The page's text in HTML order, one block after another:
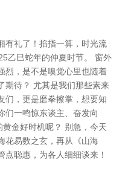
有礼了！掐指一算，时光流
乙巳蛇年的仲夏时节。 窗外
烈，是不是嗅觉心里也随着
期待？ 尤其是我们那些素来
们，更是磨拳擦掌，想要知
们一鸣惊东谈主、奋发向
黄金好时机呢？ 别急，今天
花易数之玄，再从《山海
聪惠，为各人细细谈来！